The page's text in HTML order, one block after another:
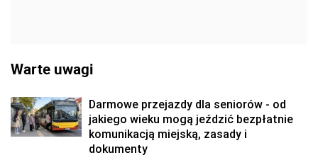
Warte uwagi
Darmowe przejazdy dla seniorów - od
jakiego wieku mogą jeździć bezpłatnie
komunikacją miejską, zasady i
dokumenty